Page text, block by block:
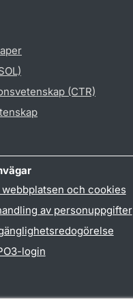
(CTR)
webbplatsen och cookies
av personuppgifter
login